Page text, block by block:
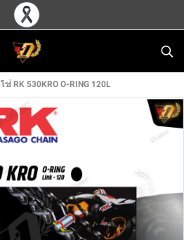
โซ่ RK 530KRO O-RING 120L